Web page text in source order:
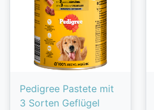
Pedigree Pastete mit
3 Sorten Geflügel